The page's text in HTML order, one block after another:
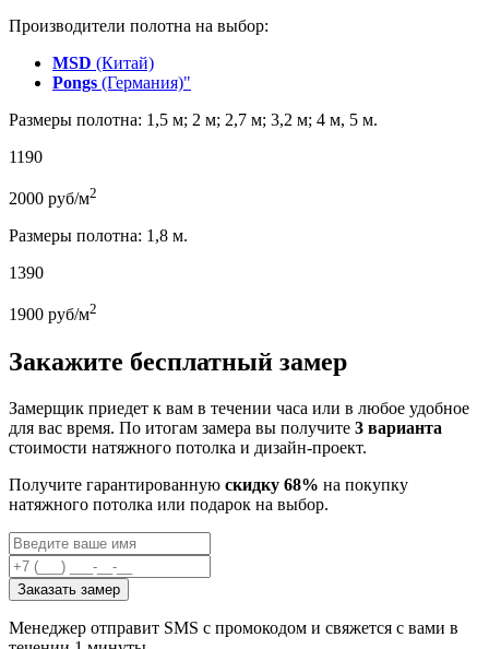
Производители полотна на выбор:
MSD (Китай)
Pongs (Германия)"
Размеры полотна: 1,5 м; 2 м; 2,7 м; 3,2 м; 4 м, 5 м.
1190
2000 руб/м2
Размеры полотна: 1,8 м.
1390
1900 руб/м2
Закажите бесплатный замер
Замерщик приедет к вам в течении часа или в любое удобное
для вас время. По итогам замера вы получите 3 варианта
стоимости натяжного потолка и дизайн-проект.
Получите гарантированную скидку 68% на покупку
натяжного потолка или подарок на выбор.
Заказать замер
Менеджер отправит SMS с промокодом и свяжется с вами в